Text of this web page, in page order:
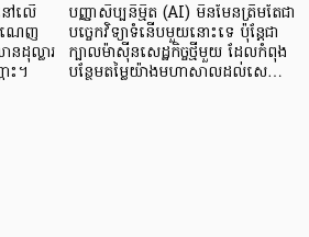
ៅលើ
ណេញ
ដុល្លារ
ះ។
បញ្ញាសិប្បនិម្មិត (AI) មិនមែនត្រឹមតែជា
បច្ចេកវិទ្យាទំនើបមួយនោះទេ ប៉ុន្តែជា
ក្បាលម៉ាស៊ីនសេដ្ឋកិច្ចថ្មីមួយ ដែលកំពុង
បន្ថែមតម្លៃយ៉ាងមហាសាលដល់សេ…